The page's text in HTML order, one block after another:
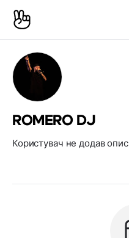
ROMERO DJ
Користувач не додав опис